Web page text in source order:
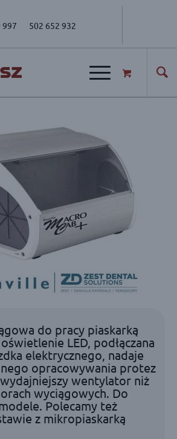
997 502 652 932
do pracy piaskarką
LED, podłączana
elektrycznego, nadaje
opracowywania protez
wentylator niż
wyciągowych. Do
Polecamy też
z mikropiaskarką